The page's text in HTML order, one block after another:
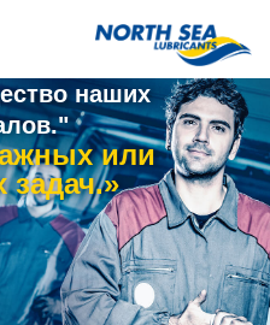
наших
или
задач.»